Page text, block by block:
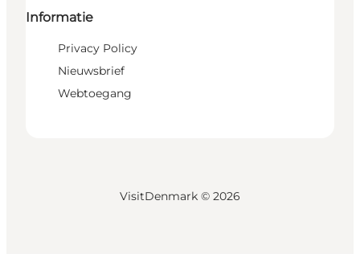
Informatie
Privacy Policy
Nieuwsbrief
Webtoegang
VisitDenmark © 2026